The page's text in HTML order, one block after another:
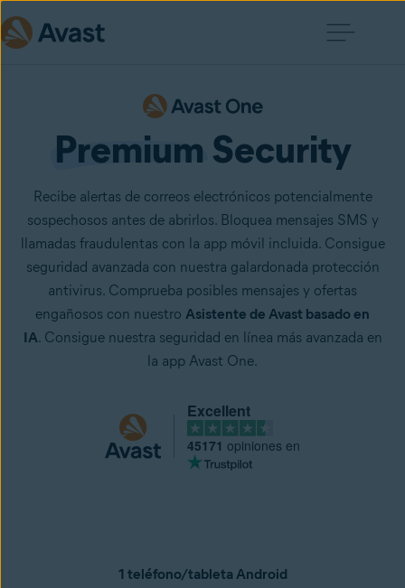
Premium Security
Recibe alertas de correos electrónicos potencialmente
sospechosos antes de abrirlos. Bloquea mensajes SMS y
llamadas fraudulentas con la app móvil incluida. Consigue
seguridad avanzada con nuestra galardonada protección
antivirus. Comprueba posibles mensajes y ofertas
engañosos con nuestro Asistente de Avast basado en
IA. Consigue nuestra seguridad en línea más avanzada en
la app Avast One.
Excellent
45171 opiniones en
1 teléfono/tableta Android